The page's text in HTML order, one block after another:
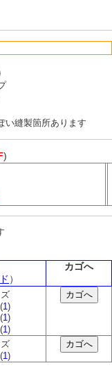
い縫製箇所あります
)
）
カゴへ
1)
1)
1)
1)